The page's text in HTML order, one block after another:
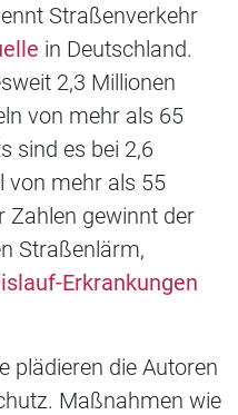
Straßenverkehr
in Deutschland.
2,3 Millionen
von mehr als 65
sind es bei 2,6
von mehr als 55
Zahlen gewinnt der
Straßenlärm,
Erkrankungen
plädieren die Autoren
Maßnahmen wie